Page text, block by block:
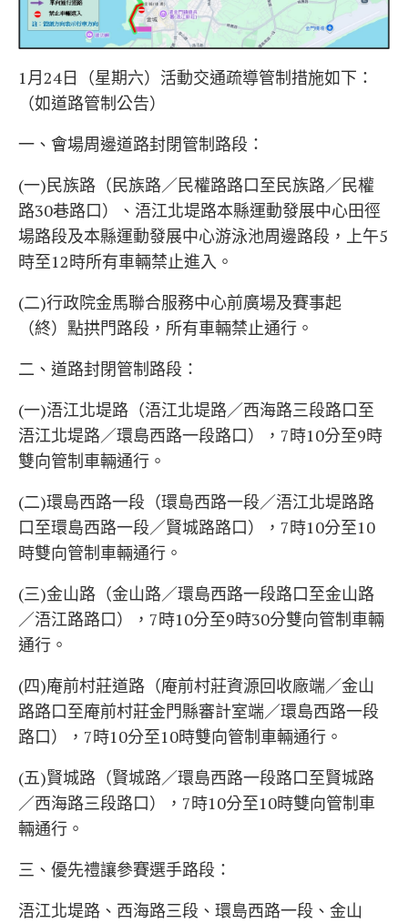
1月24日（星期六）活動交通疏導管制措施如下：
（如道路管制公告）
一、會場周邊道路封閉管制路段：
(一)民族路（民族路／民權路路口至民族路／民權
路30巷路口）、浯江北堤路本縣運動發展中心田徑
場路段及本縣運動發展中心游泳池周邊路段，上午5
時至12時所有車輛禁止進入。
(二)行政院金馬聯合服務中心前廣場及賽事起
（終）點拱門路段，所有車輛禁止通行。
二、道路封閉管制路段：
(一)浯江北堤路（浯江北堤路／西海路三段路口至
浯江北堤路／環島西路一段路口），7時10分至9時
雙向管制車輛通行。
(二)環島西路一段（環島西路一段／浯江北堤路路
口至環島西路一段／賢城路路口），7時10分至10
時雙向管制車輛通行。
(三)金山路（金山路／環島西路一段路口至金山路
／浯江路路口），7時10分至9時30分雙向管制車輛
通行。
(四)庵前村莊道路（庵前村莊資源回收廠端／金山
路路口至庵前村莊金門縣審計室端／環島西路一段
路口），7時10分至10時雙向管制車輛通行。
(五)賢城路（賢城路／環島西路一段路口至賢城路
／西海路三段路口），7時10分至10時雙向管制車
輛通行。
三、優先禮讓參賽選手路段：
浯江北堤路、西海路三段、環島西路一段、金山